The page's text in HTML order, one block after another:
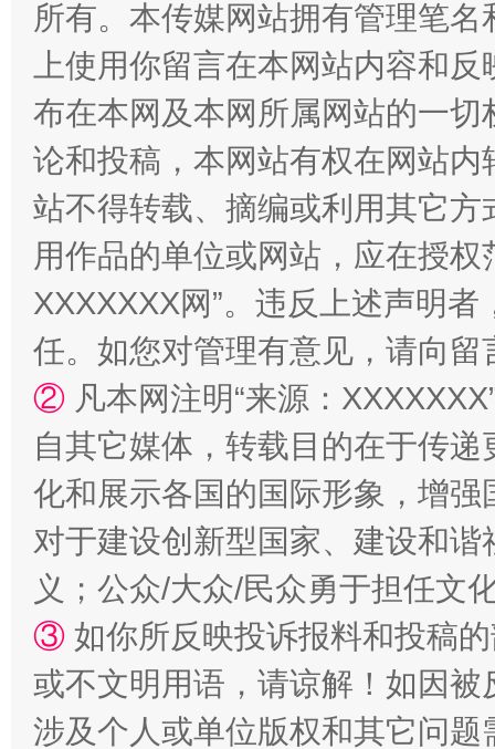
站台名比不上好声名
招工难、用工荒背后
所有。本传媒网站拥有管理笔
上使用你留言在本网站内容和
布在本网及本网所属网站的一
论和投稿，本网站有权在网站
站不得转载、摘编或利用其它
用作品的单位或网站，应在授
XXXXXXX网”。违反上述声明
任。如您对管理有意见，请向
② 凡本网注明“来源：
自其它媒体，转载目的在于传
化和展示各国的国际形象，增
对于建设创新型国家、建设和
义；公众/大众/民众勇于担任文
③ 如你所反映投诉报料和投稿
或不文明用语，请谅解！如因
涉及个人或单位版权和其它问题